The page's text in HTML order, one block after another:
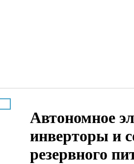
Автономное
инверторы и
резервного